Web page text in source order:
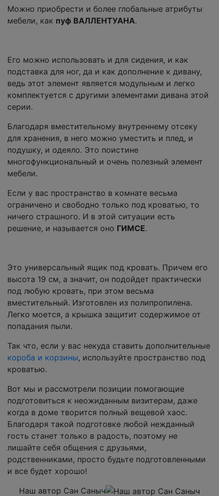
Можно приобрести и более глобальные атрибуты
мебели, как пуф ВАЛЛЕНТУАНА.
Его можно использовать и для сидения, и как
подставка для ног, да и как дополнение к дивану,
ведь этот элемент является модульным и легко
комплектуется с другими элементами дивана этой
серии.
Благодаря вместительному внутреннему отсеку
для хранения, в него можно уместить и плед, и
подушку, и одеяло. Это поистине
многофункциональный и очень полезный элемент
мебели.
Если у вас пространство в комнате весьма
ограничено и свободно только под кроватью, то
ничего страшного. И в этой ситуации есть
решение, и называется оно ГИМСЕ.
Это универсальный ящик под кровать. Причем его
высота 19 см, а значит, он подойдет практически
под любую кровать, при этом весьма
вместительный. Изготовлен из полипропилена.
Легко моется, а крышка защитит содержимое от
попадания пыли.
Так что, если у вас некуда ставить дополнительные
короба и корзины, используйте пространство под
кроватью.
Вот мы и рассмотрели позиции помогающие
подготовиться к неожиданным визитерам, даже
когда в доме творится полный вещевой хаос.
Благодаря такой подготовке любой нежданный
гость станет только в радость, поэтому не
лишайте себя общения с друзьями,
родственниками, просто будьте подготовленными
и все будет хорошо!
Наш автор Сан Саныч